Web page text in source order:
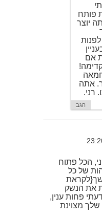
פותח
יוצר
אם
אתה
רני.
הגב
הכל פתוח
של כל
את הנשק
פחות ענין,
מצוינת